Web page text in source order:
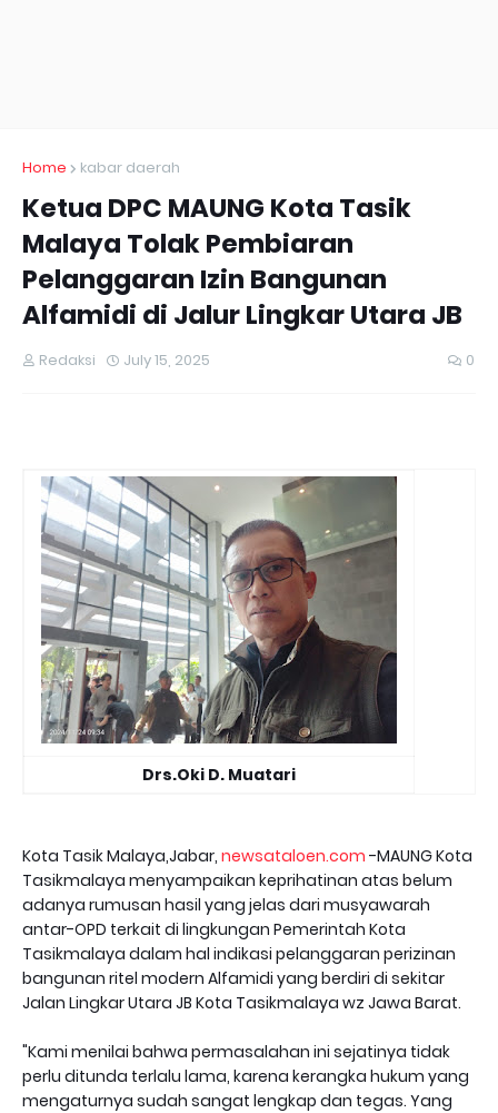
Home kabar daerah
Ketua DPC MAUNG Kota Tasik
Malaya Tolak Pembiaran
Pelanggaran Izin Bangunan
Alfamidi di Jalur Lingkar Utara JB
Redaksi July 15, 2025 0
Drs.Oki D. Muatari
Kota Tasik Malaya,Jabar, newsataloen.com -MAUNG Kota
Tasikmalaya menyampaikan keprihatinan atas belum
adanya rumusan hasil yang jelas dari musyawarah
antar-OPD terkait di lingkungan Pemerintah Kota
Tasikmalaya dalam hal indikasi pelanggaran perizinan
bangunan ritel modern Alfamidi yang berdiri di sekitar
Jalan Lingkar Utara JB Kota Tasikmalaya wz Jawa Barat.
"Kami menilai bahwa permasalahan ini sejatinya tidak
perlu ditunda terlalu lama, karena kerangka hukum yang
mengaturnya sudah sangat lengkap dan tegas. Yang